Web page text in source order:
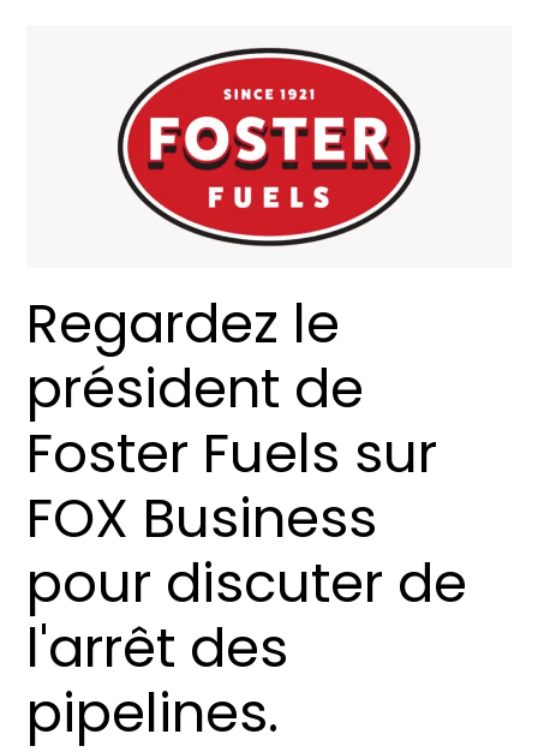
Regardez le
président de
Foster Fuels sur
FOX Business
pour discuter de
l'arrêt des
pipelines.